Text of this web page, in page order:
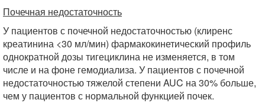
Почечная недостаточность
У пациентов с почечной недостаточностью (клиренс
креатинина <30 мл/мин) фармакокинетический профиль
однократной дозы тигециклина не изменяется, в том
числе и на фоне гемодиализа. У пациентов с почечной
недостаточностью тяжелой степени AUC на 30% больше,
чем у пациентов с нормальной функцией почек.